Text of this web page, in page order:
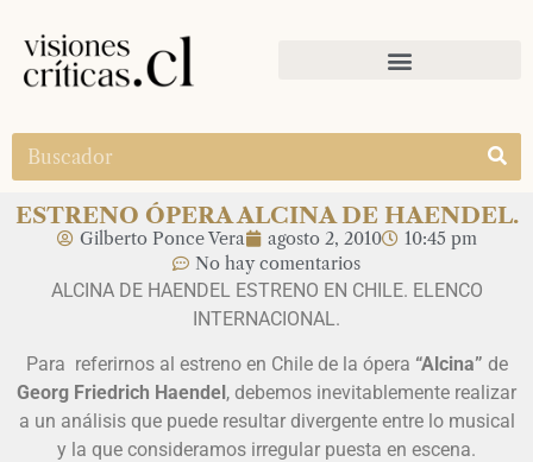
ESTRENO ÓPERA ALCINA DE HAENDEL.
Gilberto Ponce Vera agosto 2, 2010
10:45 pm
No hay comentarios
ALCINA DE HAENDEL ESTRENO EN CHILE. ELENCO
INTERNACIONAL.
Para referirnos al estreno en Chile de la ópera “Alcina” de
Georg Friedrich Haendel, debemos inevitablemente realizar
a un análisis que puede resultar divergente entre lo musical
y la que consideramos irregular puesta en escena.